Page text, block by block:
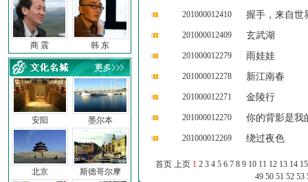
商 震 韩 东
安阳
北京
墨尔本
斯德哥尔摩
201000012410 握手，来自世
201000012409 玄武湖
201000012279 雨娃娃
201000012278 新江南春
201000012271 金陵行
201000012270 你的背影是我
201000012269 绕过夜色
首页 上页 1 2 3 4 5 6 7 8 9 10 11 12 13 14 15
49 50 51 52 53